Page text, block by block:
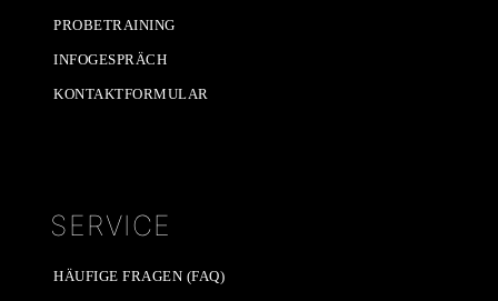
PROBETRAINING
INFOGESPRÄCH
KONTAKTFORMULAR
SERVICE
HÄUFIGE FRAGEN (FAQ)